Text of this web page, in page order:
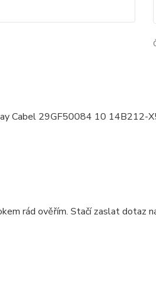
Cabel 29GF50084 10 14B212-
rád ověřím. Stačí zaslat dotaz